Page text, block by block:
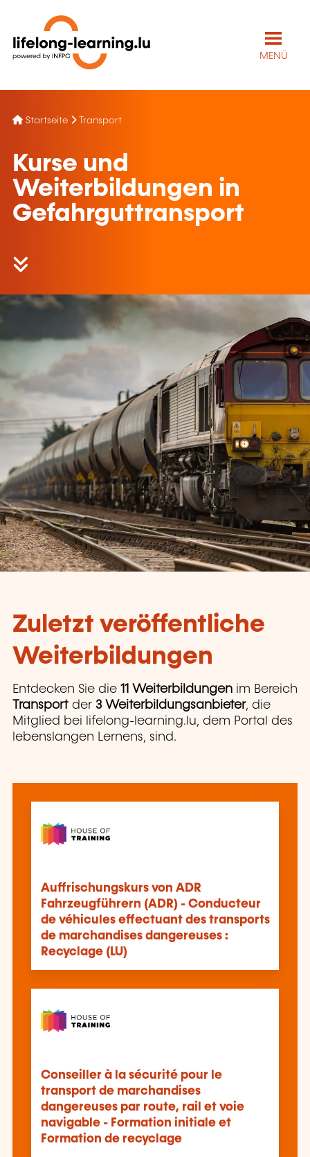
MENÜ
Startseite Transport
Kurse und
Weiterbildungen in
Gefahrguttransport
Zuletzt veröffentliche
Weiterbildungen
Entdecken Sie die 11 Weiterbildungen im Bereich
Transport der 3 Weiterbildungsanbieter, die
Mitglied bei lifelong-learning.lu, dem Portal des
lebenslangen Lernens, sind.
Auffrischungskurs von ADR
Fahrzeugführern (ADR) - Conducteur
de véhicules effectuant des transports
de marchandises dangereuses :
Recyclage (LU)
Conseiller à la sécurité pour le
transport de marchandises
dangereuses par route, rail et voie
navigable - Formation initiale et
Formation de recyclage